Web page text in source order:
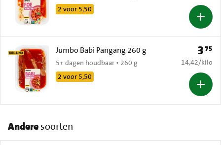
2 voor 5,50
Jumbo Babi Pangang 260 g
5+ dagen houdbaar • 260 g
2 voor 5,50
Prijs:
375
€ 14,42 per
14,42/kilo
Anderesoorten